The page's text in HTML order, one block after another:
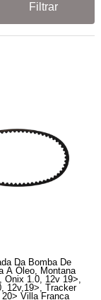
Filtrar
Da Bomba De
Onix 1.0, 12v 19>,
12v,19>, Tracker
Villa Franca